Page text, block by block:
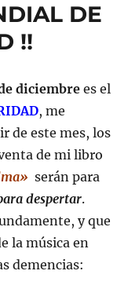
DE
!!
diciembrees el
, me
de este mes, los
de mi libro
serán para
despertar.
y que
la música en
demencias: